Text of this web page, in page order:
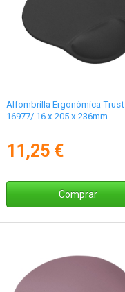
Alfombrilla Ergonómica Trust
16977/ 16 x 205 x 236mm
11,25 €
Comprar